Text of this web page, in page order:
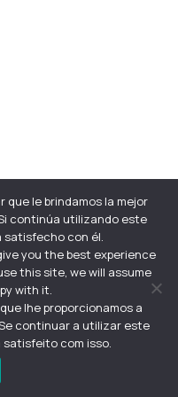
le brindamos la mejor
continúa utilizando este
satisfecho con él.
you the best experience
this site, we will assume
with it.
lhe proporcionamos a
continuar a utilizar este
satisfeito com isso.